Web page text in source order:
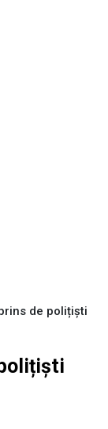
de polițiști